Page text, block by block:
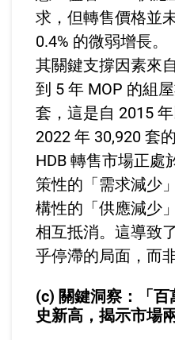
求，但轉售價格並
0.4% 的微弱增長。
其關鍵支撐因素來
到 5 年 MOP 的組
套，這是自 2015
2022 年 30,920 套
HDB 轉售市場正處
策性的「需求減少
構性的「供應減少
相互抵消。這導致
乎停滯的局面，而
(c) 關鍵洞察：「
史新高，揭示市場